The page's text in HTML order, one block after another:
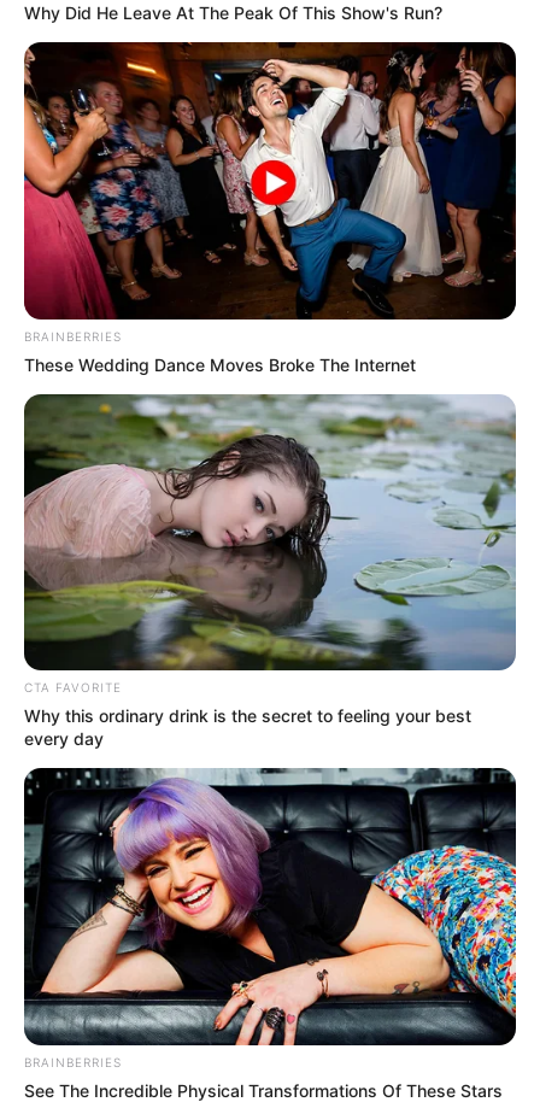
Ακολουθήστε το evianews.com στο
News
ΤΑ ΠΙΟ ΔΗΜΟΦΙΛΗ
Why Did He Leave At The Peak Of This Show's Run?
BRAINBERRIES
These Wedding Dance Moves Broke The Internet
CTA FAVORITE
Why this ordinary drink is the secret to feeling your best
every day
BRAINBERRIES
See The Incredible Physical Transformations Of These Stars